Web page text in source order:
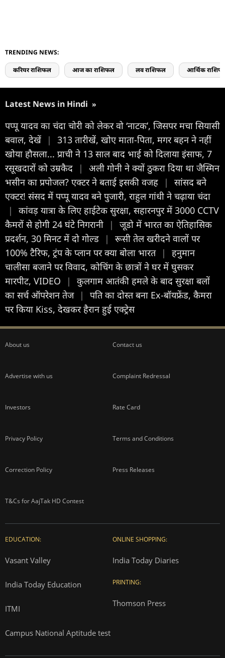
TRENDING NEWS:
करियर राशिफल आज का राशिफल लव राशिफल आर्थिक
Latest News in Hindi »
पप्पू यादव का चंदा चोरी को लेकर वो ‘नाटक’, जिसपर मचा सियासी
बवाल, देखें
|
313 तारीखें, खोए माता-पिता, मगर बहन ने नहीं
खोया हौसला... प्राची ने 13 साल बाद भाई को दिलाया इंसाफ, 7
रसूखदारों को उम्रकैद
|
अली गोनी ने क्यों ठुकरा दिया था जैस्मिन
भसीन का प्रपोजल? एक्टर ने बताई इसकी वजह
|
सांसद बने
एक्टर! संसद में पप्पू यादव बने पुजारी, राहुल गांधी ने चढ़ाया चंदा
|
कांवड़ यात्रा के लिए हाईटेक सुरक्षा, सहारनपुर में 3000 CCTV
कैमरों से होगी 24 घंटे निगरानी
|
जूडो में भारत का ऐतिहासिक
प्रदर्शन, 30 मिनट में दो गोल्ड
|
रूसी तेल खरीदने वालों पर
100% टैरिफ, ट्रंप के प्लान पर क्या बोला भारत |
हनुमान
चालीसा बजाने पर विवाद, कोचिंग के छात्रों ने घर में घुसकर
मारपीट, VIDEO
|
कुलगाम आतंकी हमले के बाद सुरक्षा बलों
का सर्च ऑपरेशन तेज |
पति का दोस्त बना Ex-बॉयफ्रेंड, कैमरा
पर किया Kiss, देखकर हैरान हुई एक्ट्रेस
About us Contact us
Advertise with us Complaint Redressal
Investors Rate Card
Privacy Policy Terms and Conditions
Correction Policy Press Releases
T&Cs for AajTak HD Contest
EDUCATION:
Vasant Valley
India Today Education
ITMI
Campus National Aptitude test
ONLINE SHOPPING:
India Today Diaries
PRINTING:
Thomson Press